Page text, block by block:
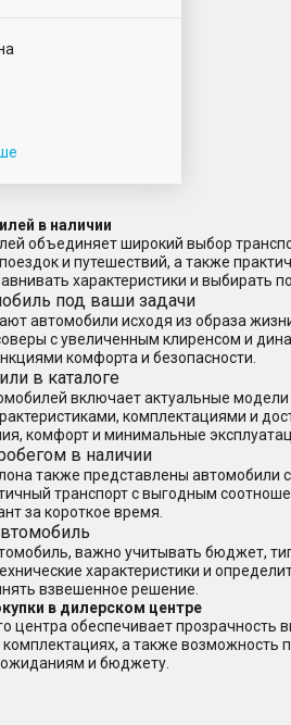
в наличии
объединяет широкий выбор
и путешествий, а также
характеристики и выбирать
под ваши задачи
автомобили исходя из образа
с увеличенным клиренсом и
комфорта и безопасности.
в каталоге
включает актуальные
комплектациями и
комфорт и минимальные
в наличии
также представлены
транспорт с выгодным
за короткое время.
важно учитывать бюджет,
характеристики и
взвешенное решение.
в дилерском центре
центра обеспечивает
комплектациях, а также
и бюджету.